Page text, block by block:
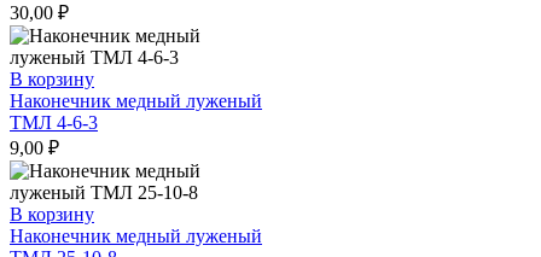
30,00 ₽
В корзину
Наконечник медный луженый
ТМЛ 4-6-3
9,00 ₽
В корзину
Наконечник медный луженый